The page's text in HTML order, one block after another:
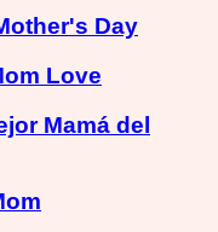
Day
Love
Mamá del